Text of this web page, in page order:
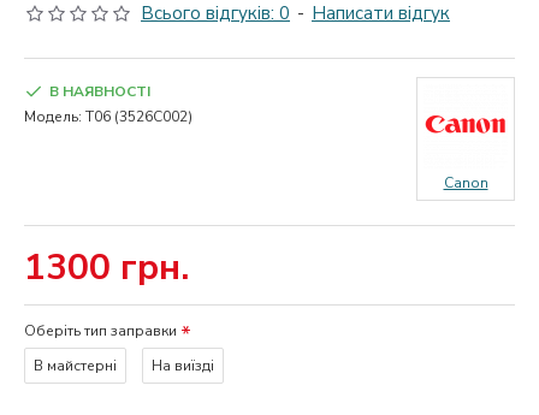
Всього відгуків: 0 - Написати відгук
1300 грн.
В НАЯВНОСТІ
Модель: T06 (3526C002)
Canon
Оберіть тип заправки
В майстерні
На виїзді